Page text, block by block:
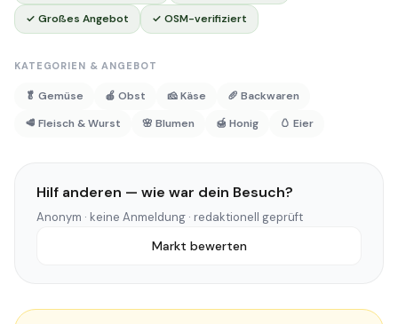
✓ Großes Angebot ✓ OSM-verifiziert
KATEGORIEN & ANGEBOT
🥬 Gemüse 🍎 Obst 🧀 Käse
🥖 Backwaren
🥩 Fleisch & Wurst
🌸 Blumen 🍯 Honig 🥚 Eier
Hilf anderen — wie war dein Besuch?
Anonym · keine Anmeldung · redaktionell geprüft
Markt bewerten